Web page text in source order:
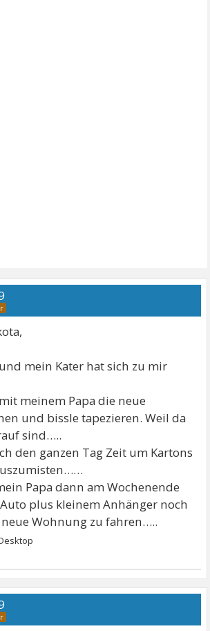
mein Kater hat sich zu mir
meinem Papa die neue
und bissle tapezieren. Weil da
sind…..
den ganzen Tag Zeit um Kartons
Papa dann am Wochenende
plus kleinem Anhänger noch
Wohnung zu fahren…..